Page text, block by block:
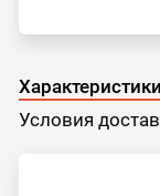
Характеристики
Условия